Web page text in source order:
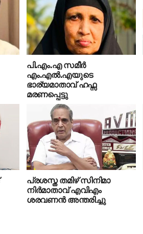
പി.എം.എ സമീര്‍
എം.എല്‍.എയുടെ
ഭാര്യമാതാവ് ഹഫ്സ
മരണപ്പെട്ടു
പ്രശസ്ത തമിഴ് സിനിമാ
നിര്‍മാതാവ് എവിഎം
ശരവണന്‍ അന്തരിച്ചു